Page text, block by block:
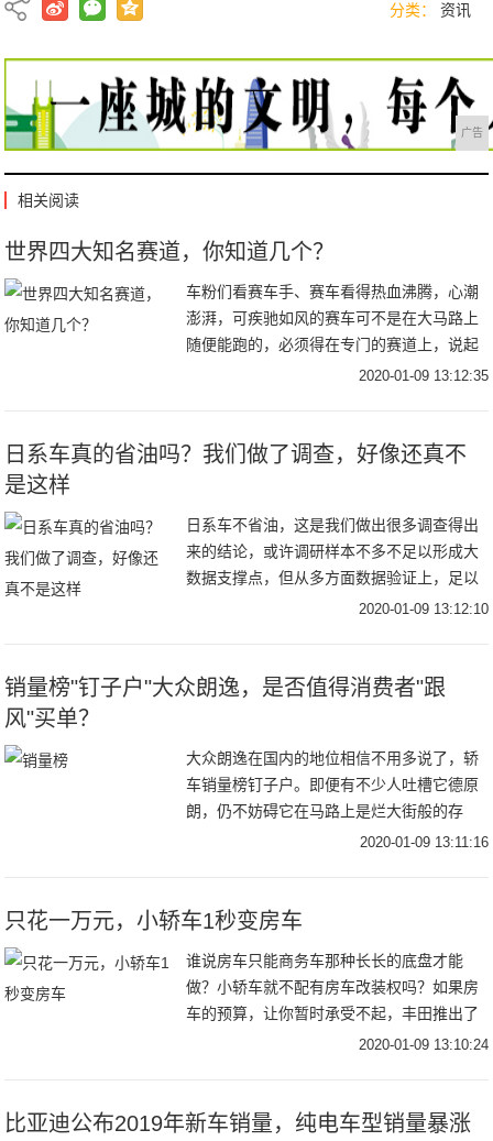
分类： 资讯
广告
相关阅读
世界四大知名赛道，你知道几个？
车粉们看赛车手、赛车看得热血沸腾，心潮
澎湃，可疾驰如风的赛车可不是在大马路上
随便能跑的，必须得在专门的赛道上，说起
赛道，车粉们知道几条世界知名赛道呢？前
2020-01-09 13:12:35
日系车真的省油吗？我们做了调查，好像还真不
是这样
日系车不省油，这是我们做出很多调查得出
来的结论，或许调研样本不多不足以形成大
数据支撑点，但从多方面数据验证上，足以
推翻“日系车”省油这样的常规思想。如果真
2020-01-09 13:12:10
销量榜"钉子户"大众朗逸，是否值得消费者"跟
风"买单？
大众朗逸在国内的地位相信不用多说了，轿
车销量榜钉子户。即便有不少人吐槽它德原
朗，仍不妨碍它在马路上是烂大街般的存
在，乘坐网约车时还经常能见到它的身影。
2020-01-09 13:11:16
只花一万元，小轿车1秒变房车
谁说房车只能商务车那种长长的底盘才能
做？小轿车就不配有房车改装权吗？如果房
车的预算，让你暂时承受不起，丰田推出了
一款房车套件，算是一种福利，又再次降低
2020-01-09 13:10:24
比亚迪公布2019年新车销量，纯电车型销量暴涨